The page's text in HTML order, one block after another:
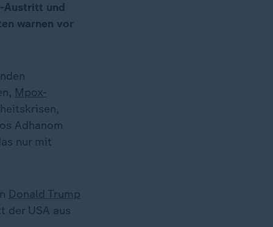
Austritt und
warnen vor
Mpox-
Adhanom
nur mit
Donald Trump
der USA aus